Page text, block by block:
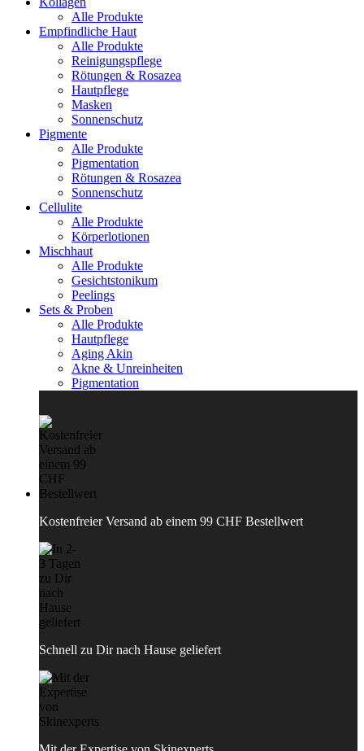
Alle Produkte
Empfindliche Haut
Alle Produkte
Reinigungspflege
Rötungen & Rosazea
Hautpflege
Masken
Sonnenschutz
Pigmente
Alle Produkte
Pigmentation
Rötungen & Rosazea
Sonnenschutz
Cellulite
Alle Produkte
Körperlotionen
Mischhaut
Alle Produkte
Gesichtstonikum
Peelings
Sets & Proben
Alle Produkte
Hautpflege
Aging Akin
Akne & Unreinheiten
Pigmentation
Kostenfreier Versand ab einem 99 CHF Bestellwert
Schnell zu Dir nach Hause geliefert